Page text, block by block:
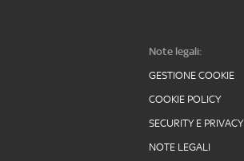
Note legali:
GESTIONE COOKIE
COOKIE POLICY
SECURITY E PRIVACY
NOTE LEGALI